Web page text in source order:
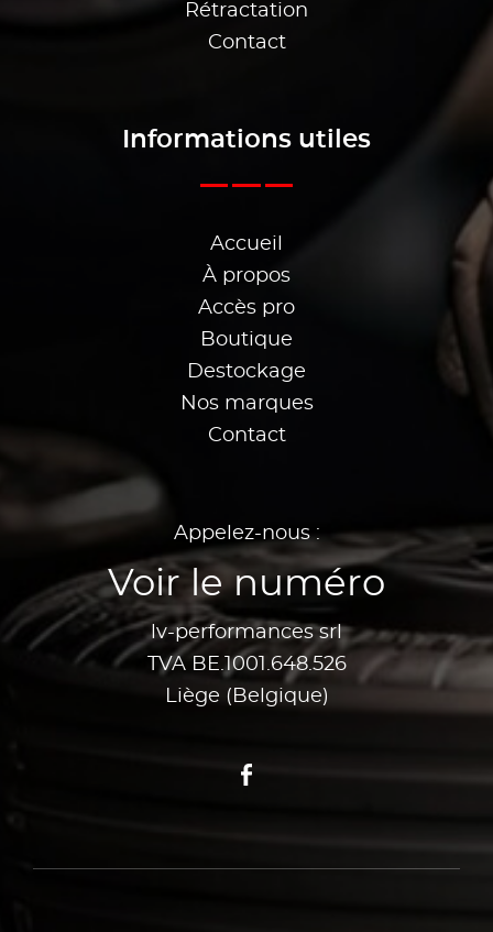
Rétractation
Contact
Informations utiles
Accueil
À propos
Accès pro
Boutique
Destockage
Nos marques
Contact
Appelez-nous :
Voir le numéro
lv-performances srl
TVA BE.1001.648.526
Liège (Belgique)